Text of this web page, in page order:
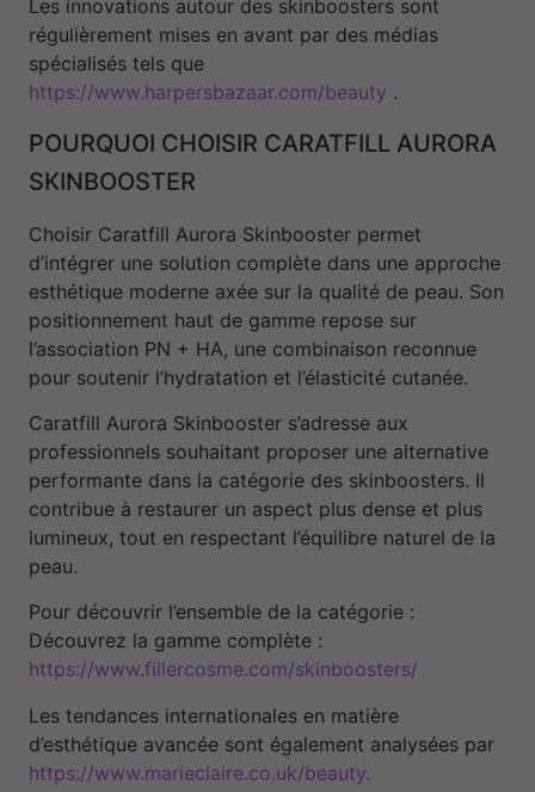
Les innovations autour des skinboosters sont
régulièrement mises en avant par des médias
spécialisés tels que
https://www.harpersbazaar.com/beauty .
POURQUOI CHOISIR CARATFILL AURORA
SKINBOOSTER
Choisir Caratfill Aurora Skinbooster permet
d’intégrer une solution complète dans une approche
esthétique moderne axée sur la qualité de peau. Son
positionnement haut de gamme repose sur
l’association PN + HA, une combinaison reconnue
pour soutenir l’hydratation et l’élasticité cutanée.
Caratfill Aurora Skinbooster s’adresse aux
professionnels souhaitant proposer une alternative
performante dans la catégorie des skinboosters. Il
contribue à restaurer un aspect plus dense et plus
lumineux, tout en respectant l’équilibre naturel de la
peau.
Pour découvrir l’ensemble de la catégorie :
Découvrez la gamme complète :
https://www.fillercosme.com/skinboosters/
Les tendances internationales en matière
d’esthétique avancée sont également analysées par
https://www.marieclaire.co.uk/beauty.